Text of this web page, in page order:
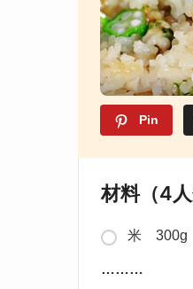
Pin
材料（4人
米 300g
………